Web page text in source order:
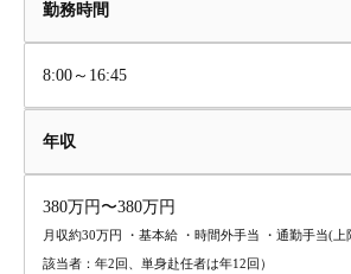
勤務時間
8:00～16:45
年収
380万円〜380万円
月収約30万円 ・基本給 ・時間外手当 ・通勤手当(
該当者：年2回、単身赴任者は年12回）